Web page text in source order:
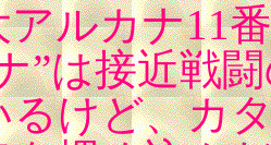
ルカナ11
”は接近戦
るけど、カ